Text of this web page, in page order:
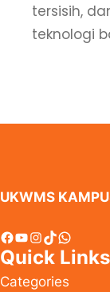
tersisih,
teknologi
UKWMS
Facebook YouTube InstagramTikTok WhatsApp
Quick Links
Categories